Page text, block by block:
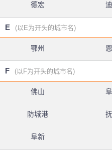
德宏
E (以E为开头的城市名)
鄂州
F (以F为开头的城市名)
佛山
防城港
阜新